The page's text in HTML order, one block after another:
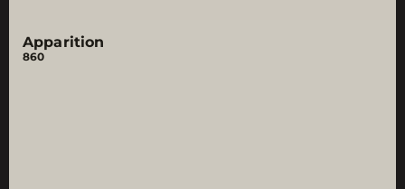
Apparition
860